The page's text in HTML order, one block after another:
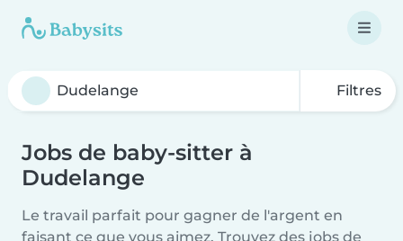
Filtres
Jobs de baby-sitter à
Dudelange
Le travail parfait pour gagner de l'argent en
faisant ce que vous aimez. Trouvez des jobs de